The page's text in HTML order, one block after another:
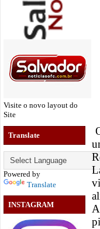
Visite o novo layout do
Site
Translate
Powered by
Translate
INSTAGRAM